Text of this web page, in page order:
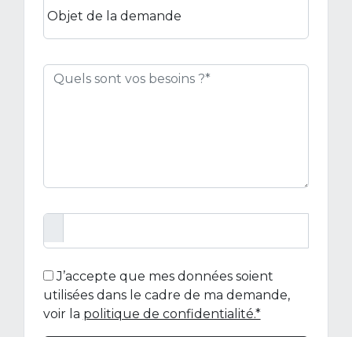
Objet de la demande
J’accepte que mes données soient
utilisées dans le cadre de ma demande,
voir la politique de confidentialité.*